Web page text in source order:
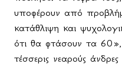
υποφέρουν από
κατάθλιψη και
ότι θα φτάσουν τα
τέσσερις νεαρούς